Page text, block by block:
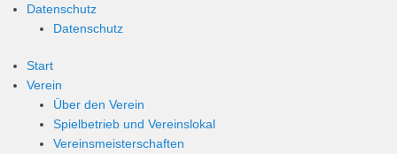
Datenschutz
Datenschutz
Start
Verein
Über den Verein
Spielbetrieb und Vereinslokal
Vereinsmeisterschaften